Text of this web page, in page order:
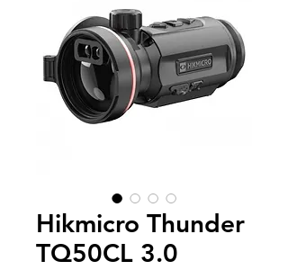
Hikmicro Thunder
TQ50CL 3.0